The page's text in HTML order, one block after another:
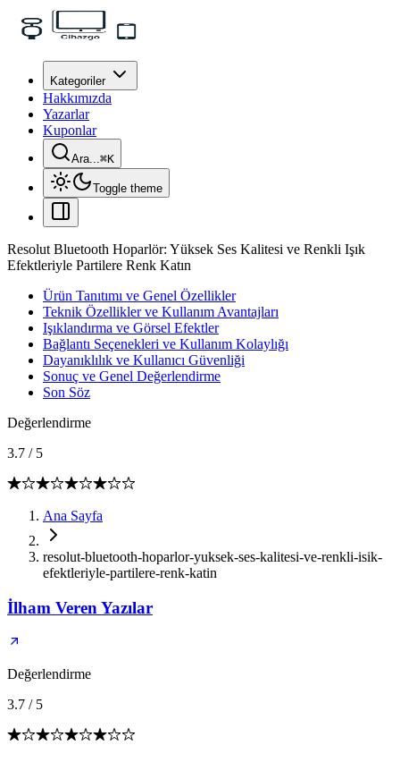
Kategoriler
Hakkımızda
Yazarlar
Kuponlar
Ara...⌘K
Toggle theme
Resolut Bluetooth Hoparlör: Yüksek Ses Kalitesi ve Renkli Işık
Efektleriyle Partilere Renk Katın
Ürün Tanıtımı ve Genel Özellikler
Teknik Özellikler ve Kullanım Avantajları
Işıklandırma ve Görsel Efektler
Bağlantı Seçenekleri ve Kullanım Kolaylığı
Dayanıklılık ve Kullanıcı Güvenliği
Sonuç ve Genel Değerlendirme
Son Söz
Değerlendirme
3.7 / 5
Ana Sayfa
resolut-bluetooth-hoparlor-yuksek-ses-kalitesi-ve-renkli-isik-
efektleriyle-partilere-renk-katin
İlham Veren Yazılar
Değerlendirme
3.7 / 5